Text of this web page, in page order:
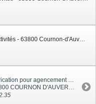
7 route du cendre Zone d'activités - 63800 Cournon-d'Auvergne
Menuiserie et atelier de fabrication pour agencement et aménagements
5 impasse des Acilloux - 63800 COURNON D'AUVERGNE